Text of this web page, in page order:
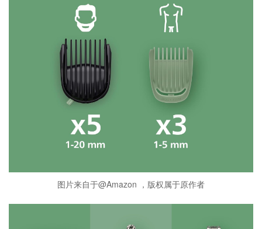
图片来自于@Amazon ，版权属于原作者